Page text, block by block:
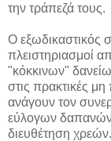
την τράπεζά τους.
Ο εξωδικαστικός
πλειστηριασμοί
"κόκκινων"
στις πρακτικές
ανάγουν τον
εύλογων δαπανών
διευθέτηση